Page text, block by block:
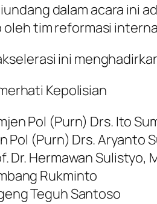
dalam acara ini
oleh tim reformasi
ini
Kepolisian
Pol (Purn) Drs. Ito
Pol (Purn) Drs. Aryanto
Dr. Hermawan Sulistyo,
Rukminto
Teguh Santoso